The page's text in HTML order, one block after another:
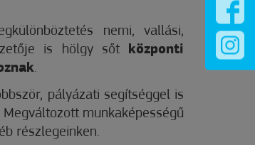
nemi, vallási,
is hölgy sőt központi
.
pályázati segítséggel is
munkaképességű
részlegeinken.